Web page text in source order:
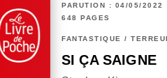
PARUTION : 04/05/2022
648 PAGES
FANTASTIQUE /
SI ÇA SAIGNE